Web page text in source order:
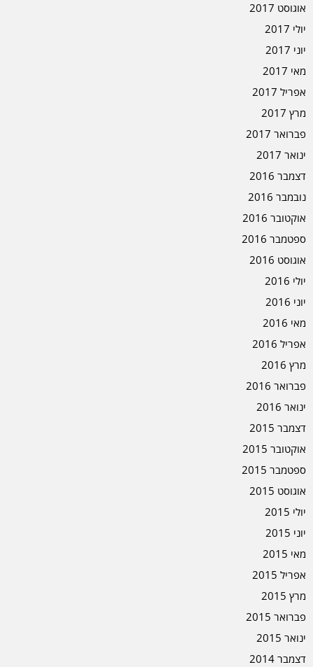
אוגוסט 2017
יולי 2017
יוני 2017
מאי 2017
אפריל 2017
מרץ 2017
פברואר 2017
ינואר 2017
דצמבר 2016
נובמבר 2016
אוקטובר 2016
ספטמבר 2016
אוגוסט 2016
יולי 2016
יוני 2016
מאי 2016
אפריל 2016
מרץ 2016
פברואר 2016
ינואר 2016
דצמבר 2015
אוקטובר 2015
ספטמבר 2015
אוגוסט 2015
יולי 2015
יוני 2015
מאי 2015
אפריל 2015
מרץ 2015
פברואר 2015
ינואר 2015
דצמבר 2014